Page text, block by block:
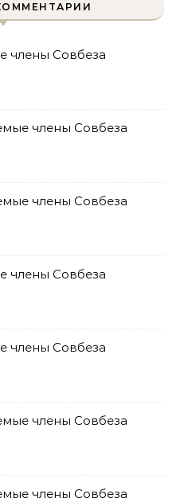
члены Совбеза
члены Совбеза
члены Совбеза
члены Совбеза
члены Совбеза
члены Совбеза
члены Совбеза